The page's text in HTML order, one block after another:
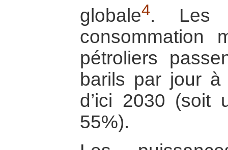
globale4. Les
consommation
pétroliers
barils par jour
d’ici 2030 (soit
55%).